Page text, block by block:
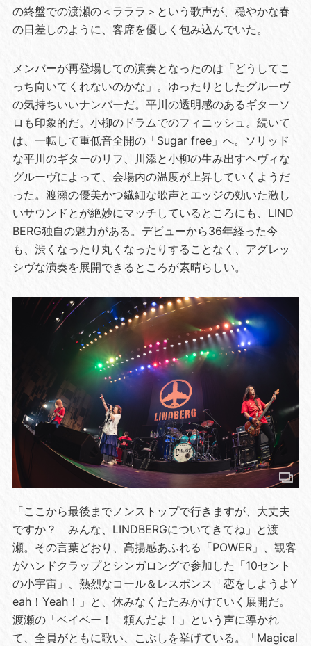
の終盤での渡瀬の＜ラララ＞という歌声が、穏やかな春
の日差しのように、客席を優しく包み込んでいた。
メンバーが再登場しての演奏となったのは「どうしてこ
っち向いてくれないのかな」。ゆったりとしたグルーヴ
の気持ちいいナンバーだ。平川の透明感のあるギターソ
ロも印象的だ。小柳のドラムでのフィニッシュ。続いて
は、一転して重低音全開の「Sugar free」へ。ソリッド
な平川のギターのリフ、川添と小柳の生み出すヘヴィな
グルーヴによって、会場内の温度が上昇していくようだ
った。渡瀬の優美かつ繊細な歌声とエッジの効いた激し
いサウンドとが絶妙にマッチしているところにも、LIND
BERG独自の魅力がある。デビューから36年経った今
も、渋くなったり丸くなったりすることなく、アグレッ
シヴな演奏を展開できるところが素晴らしい。
「ここから最後までノンストップで行きますが、大丈夫
ですか？ みんな、LINDBERGについてきてね」と渡
瀬。その言葉どおり、高揚感あふれる「POWER」、観客
がハンドクラップとシンガロングで参加した「10セント
の小宇宙」、熱烈なコール＆レスポンス「恋をしようよY
eah！Yeah！」と、休みなくたたみかけていく展開だ。
渡瀬の「ベイベー！ 頼んだよ！」という声に導かれ
て、全員がともに歌い、こぶしを挙げている。「Magical